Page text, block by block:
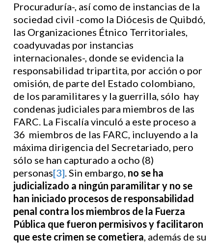
Procuraduría-, así como de instancias de la
sociedad civil -como la Diócesis de Quibdó,
las Organizaciones Étnico Territoriales,
coadyuvadas por instancias
internacionales-, donde se evidencia la
responsabilidad tripartita, por acción o por
omisión, de parte del Estado colombiano,
de los paramilitares y la guerrilla, sólo hay
condenas judiciales para miembros de las
FARC. La Fiscalía vinculó a este proceso a
36 miembros de las FARC, incluyendo a la
máxima dirigencia del Secretariado, pero
sólo se han capturado a ocho (8)
personas[3]. Sin embargo, no se ha
judicializado a ningún paramilitar y no se
han iniciado procesos de responsabilidad
penal contra los miembros de la Fuerza
Pública que fueron permisivos y facilitaron
que este crimen se cometiera, además de su